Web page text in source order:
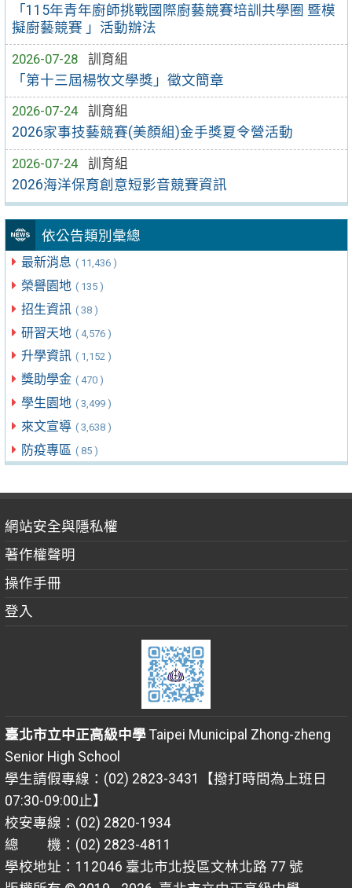
「115年青年廚師挑戰國際廚藝競賽培訓共學圈 暨模
擬廚藝競賽 」活動辦法
2026-07-28
訓育組
「第十三屆楊牧文學獎」徵文簡章
2026-07-24
訓育組
2026家事技藝競賽(美顏組)金手獎夏令營活動
2026-07-24
訓育組
2026海洋保育創意短影音競賽資訊
依公告類別彙總
最新消息 ( 11,436 )
榮譽園地 ( 135 )
招生資訊 ( 38 )
研習天地 ( 4,576 )
升學資訊 ( 1,152 )
獎助學金 ( 470 )
學生園地 ( 3,499 )
來文宣導 ( 3,638 )
防疫專區 ( 85 )
網站安全與隱私權
著作權聲明
操作手冊
登入
臺北市立中正高級中學Taipei Municipal Zhong-zheng
Senior High School
學生請假專線：(02) 2823-3431【撥打時間為上班日
07:30-09:00止】
校安專線：(02) 2820-1934
總 機：(02) 2823-4811
學校地址：112046 臺北市北投區文林北路 77 號